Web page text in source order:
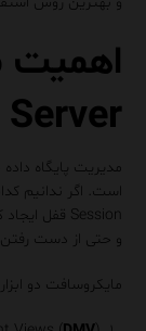
Server
مدیریت پایگاه
است. اگر ندانیم
و حتی از دست رفتن
مایکروسافت دو